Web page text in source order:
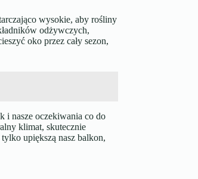
wysokie, aby rośliny
odżywczych,
oko przez cały sezon,
i nasze oczekiwania co do
klimat, skutecznie
upiększą nasz balkon,